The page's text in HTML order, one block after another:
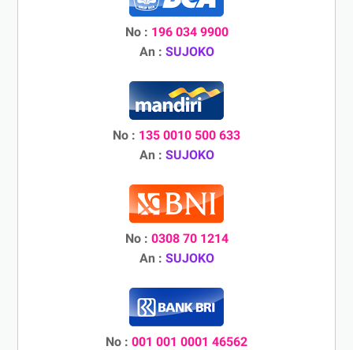
No : 196 034 9900
An : SUJOKO
No : 135 0010 500 633
An : SUJOKO
No : 0308 70 1214
An : SUJOKO
No : 001 001 0001 46562